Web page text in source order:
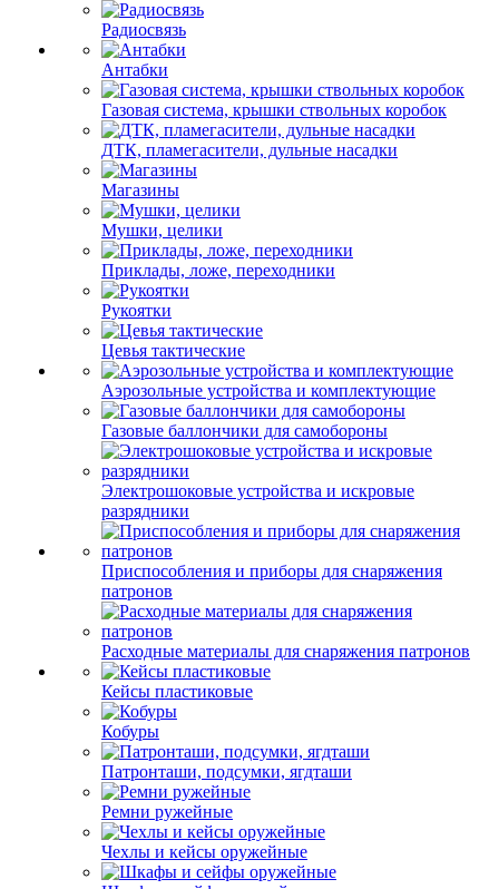
Радиосвязь
Антабки
Газовая система, крышки ствольных коробок
ДТК, пламегасители, дульные насадки
Магазины
Мушки, целики
Приклады, ложе, переходники
Рукоятки
Цевья тактические
Аэрозольные устройства и комплектующие
Газовые баллончики для самобороны
Электрошоковые устройства и искровые
разрядники
Приспособления и приборы для снаряжения
патронов
Расходные материалы для снаряжения патронов
Кейсы пластиковые
Кобуры
Патронташи, подсумки, ягдташи
Ремни ружейные
Чехлы и кейсы оружейные